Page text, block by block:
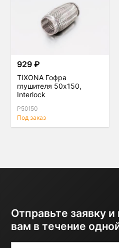
929 ₽
TIXONA Гофра
глушителя 50x150,
Interlock
P50150
Под заказ
Отправьте заявку
вам в течение